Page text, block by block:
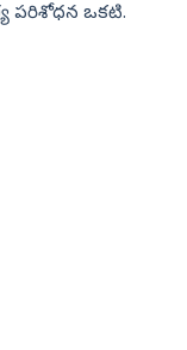
పరిశోధన ఒకటి.